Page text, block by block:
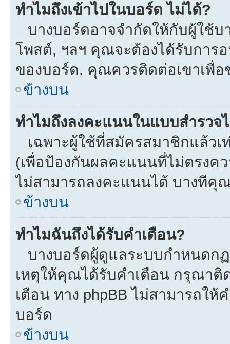
ทำไมถึงเข้าไปในบอร์ด ไม่ได้?
บางบอร์ดอาจจำกัดให้กับผู้ใช้บ
โพสต์, ฯลฯ คุณจะต้องได้รับการ
ของบอร์ด. คุณควรติดต่อเขาเพื่
ข้างบน
ทำไมถึงลงคะแนนในแบบสำรวจ
เฉพาะผู้ใช้ที่สมัครสมาชิกแล้ว
(เพื่อป้องกันผลคะแนนที่ไม่ตรงค
ไม่สามารถลงคะแนนได้ บางทีคุ
ข้างบน
ทำไมฉันถึงได้รับคำเตือน?
บางบอร์ดผู้ดูแลระบบกำหนดก
เหตุให้คุณได้รับคำเตือน กรุณา
เตือน ทาง phpBB ไม่สามารถใ
บอร์ด
ข้างบน